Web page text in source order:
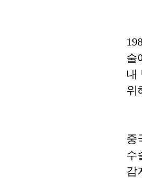
술
내
위
중
수
감